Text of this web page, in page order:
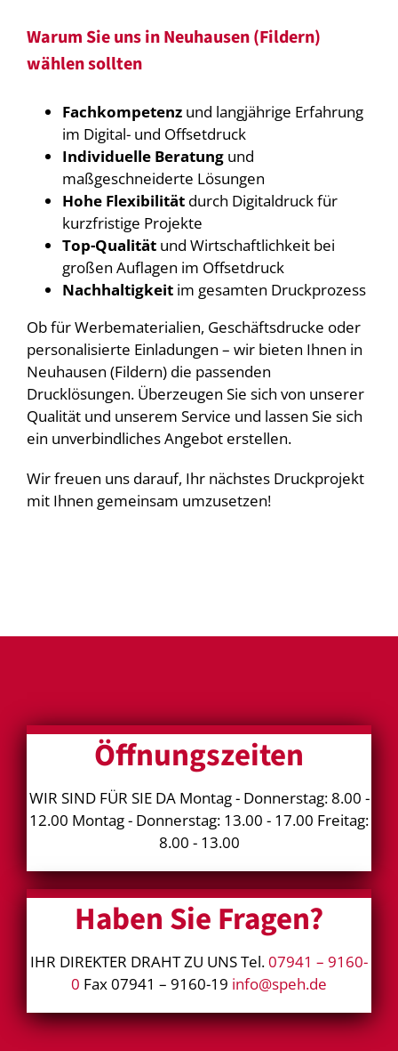
Warum Sie uns in Neuhausen (Fildern)
wählen sollten
Fachkompetenzund langjährige Erfahrung
im Digital- und Offsetdruck
Individuelle Beratungund
maßgeschneiderte Lösungen
Hohe Flexibilitätdurch Digitaldruck für
kurzfristige Projekte
Top-Qualitätund Wirtschaftlichkeit bei
großen Auflagen im Offsetdruck
Nachhaltigkeitim gesamten Druckprozess
Ob für Werbematerialien, Geschäftsdrucke oder
personalisierte Einladungen – wir bieten Ihnen in
Neuhausen (Fildern) die passenden
Drucklösungen. Überzeugen Sie sich von unserer
Qualität und unserem Service und lassen Sie sich
ein unverbindliches Angebot erstellen.
Wir freuen uns darauf, Ihr nächstes Druckprojekt
mit Ihnen gemeinsam umzusetzen!
Öffnungszeiten
WIR SIND FÜR SIE DA Montag - Donnerstag: 8.00 -
12.00 Montag - Donnerstag: 13.00 - 17.00 Freitag:
8.00 - 13.00
Haben Sie Fragen?
IHR DIREKTER DRAHT ZU UNS Tel.07941 – 9160-
0 Fax 07941 – 9160-19 info@speh.de